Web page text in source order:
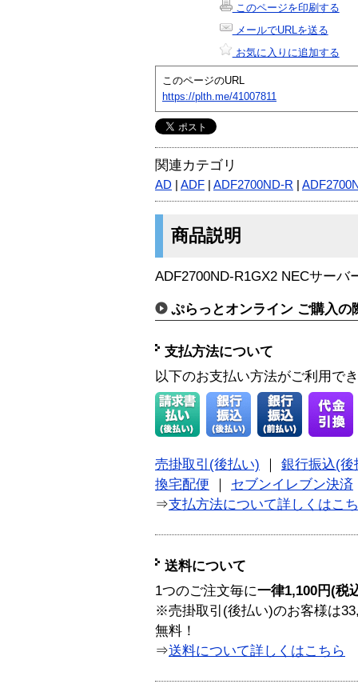
このページを印刷する
メールでURLを送る
お気に入りに追加する
このページのURL
https://plth.me/41007811
関連カテゴリ
AD ADF ADF2700ND-R
商品説明
ADF2700ND-R1GX2 NECサーバ
ぷらっとオンライン ご購入の
支払方法について
以下のお支払い方法がご利用で
売掛取引(後払い)
銀行振込(後
換宅配便
セブンイレブン決済
⇒支払方法について詳しくはこ
送料について
1つのご注文毎に一律1,100円(税
※売掛取引(後払い)のお客様は
無料！
⇒送料について詳しくはこちら